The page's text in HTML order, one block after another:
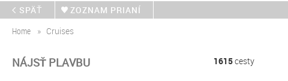
SPÄŤ
ZOZNAM PRIANÍ
Home
Cruises
NÁJSŤ PLAVBU 1615cesty